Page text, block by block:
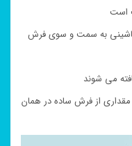
است
ماشینی به سمت و سوی فرش
برجسته گاها مقداری از فرش ساده در همان